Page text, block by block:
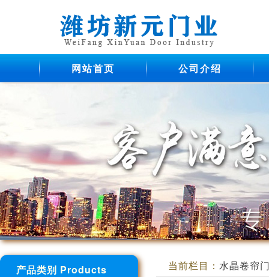
网站首页 公司介绍
产品类别 Products 当前栏目： 水晶卷帘